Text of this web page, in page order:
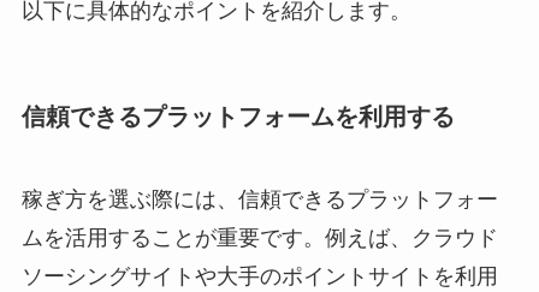
以下に具体的なポイントを紹介します。
信頼できるプラットフォームを利用する
稼ぎ方を選ぶ際には、信頼できるプラットフォー
ムを活用することが重要です。例えば、クラウド
ソーシングサイトや大手のポイントサイトを利用